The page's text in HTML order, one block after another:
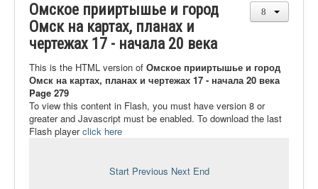
О фонде
Онлайн библиотека
Видеоматериалы
Контакты
Сайт проекта Достоевский
Ермаковополе.рф
Омское прииртышье и город
Омск на картах, планах и
чертежах 17 - начала 20 века
This is the HTML version of Омское прииртышье и город
Омск на картах, планах и чертежах 17 - начала 20 века
Page 279
To view this content in Flash, you must have version 8 or
greater and Javascript must be enabled. To download the last
Flash playerclick here
Start Previous Next End